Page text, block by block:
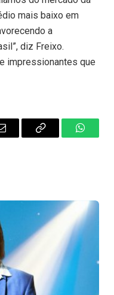
mais baixo em
a
diz Freixo.
impressionantes que
Email
Copy